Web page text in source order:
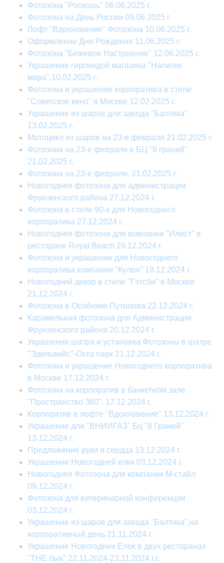
Фотозона "Роскошь" 06.06.2025 г.
Фотозона на День России 09.06.2025 г.
Лофт "Вдохновение" Фотозона 10.06.2025 г.
Оформление Дня Рождения 11.06.2025 г.
Фотозона "Бежевое Настроение" 12.06.2025 г.
Украшение гирляндой магазина "Напитки
мира".10.02.2025 г.
Фотозона и украшение корпоратива в стиле
"Советское кино" в Москве 12.02.2025 г.
Украшение из шаров для завода "Балтика"
13.02.2025 г.
Мотоцикл из шаров на 23-е февраля 21.02.2025 г.
Фотозона на 23-е февраля в БЦ "8 граней"
21,02.2025 г.
Фотозона на 23-е февраля. 21.02.2025 г.
Новогодняя фотозона для администрации
Фрунзенского района 27.12.2024 г.
Фотозона в стиле 90-х для Новогоднего
корпоратива 27.12.2024 г.
Новогодняя фотозона для компании "Илист" в
ресторане Royal Beach 29.12.2024 г.
Фотозона и украшение для Новогоднего
корпоратива компании "Кулон" 19.12.2024 г.
Новогодний декор в стиле "Гэтсби" в Москве
21.12.2024 г.
Фотозона в Особняке Путилова 22.12.2024 г.
Карамельная фотозона для Администрации
Фрунзенского района 20.12.2024 г.
Украшение шатра и установка Фотозоны в шатре
"Эдельвейс"-Охта парк 21.12.2024 г.
Фотозона и украшение Новогоднего корпоратива
в Москве 17.12.2024 г.
Фотозона на корпоратив в банкетном зале
"Пространство 360". 17.12.2024 г.
Корпоратив в лофте "Вдохновение" 13.12.2024 г.
Украшение для "ВНИИГАЗ" Бц "8 Граней"
13.12.2024 г.
Предложение руки и сердца 13.12.2024 г.
Украшение Новогодней елки 03.12.2024 г.
Новогодняя Фотозона для компании М-стайл
09.12.2024 г.
Фотозона для ветеринарной конференции
03.12.2024 г.
Украшение из шаров для завода "Балтика",на
корпоративный день 21.11.2024 г.
Украшение Новогодних Елок в двух ресторанах
"THE бык" 22.11.2024-23.11.2024 г.г.